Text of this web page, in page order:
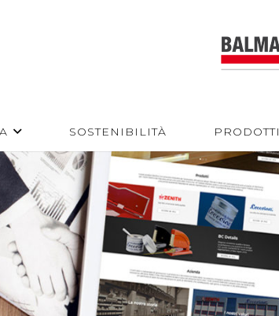
SOSTENIBILITÀ PRODOTTI